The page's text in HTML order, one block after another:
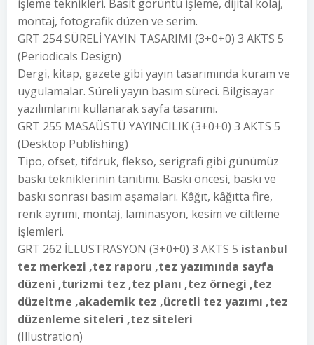
işleme teknikleri. Basit görüntü işleme, dijital kolaj,
montaj, fotografik düzen ve serim.
GRT 254 SÜRELİ YAYIN TASARIMI (3+0+0) 3 AKTS 5
(Periodicals Design)
Dergi, kitap, gazete gibi yayın tasarımında kuram ve
uygulamalar. Süreli yayın basım süreci. Bilgisayar
yazılımlarını kullanarak sayfa tasarımı.
GRT 255 MASAÜSTÜ YAYINCILIK (3+0+0) 3 AKTS 5
(Desktop Publishing)
Tipo, ofset, tifdruk, flekso, serigrafi gibi günümüz
baskı tekniklerinin tanıtımı. Baskı öncesi, baskı ve
baskı sonrası basım aşamaları. Kâğıt, kâğıtta fire,
renk ayrımı, montaj, laminasyon, kesim ve ciltleme
işlemleri.
GRT 262 İLLÜSTRASYON (3+0+0) 3 AKTS 5 istanbul
tez merkezi ,tez raporu ,tez yazımında sayfa
düzeni ,turizmi tez ,tez planı ,tez örnegi ,tez
düzeltme ,akademik tez ,ücretli tez yazımı ,tez
düzenleme siteleri ,tez siteleri
(Illustration)